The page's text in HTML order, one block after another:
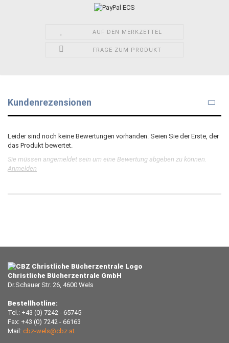
AUF DEN MERKZETTEL
FRAGE ZUM PRODUKT
Kundenrezensionen
Leider sind noch keine Bewertungen vorhanden. Seien Sie der Erste, der
das Produkt bewertet.
Sie müssen angemeldet sein um eine Bewertung abgeben zu können.
Anmelden
Christliche Bücherzentrale GmbH
Dr.Schauer Str. 26, 4600 Wels
Bestellhotline:
Tel.: +43 (0) 7242 - 65745
Fax: +43 (0) 7242 - 66163
Mail: cbz-wels@cbz.at